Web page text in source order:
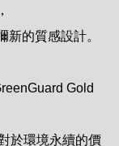
的質感設計。
Gold
於環境永續的價